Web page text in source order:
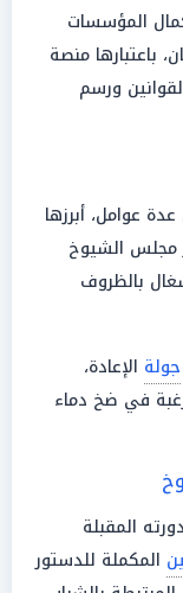
المؤسسات
باعتبارها منصة
ورسم
عوامل، أبرزها
مجلس الشيوخ
بالظروف
جولة الإعادة،
في ضخ دماء
المقبلة
المكملة للدستور